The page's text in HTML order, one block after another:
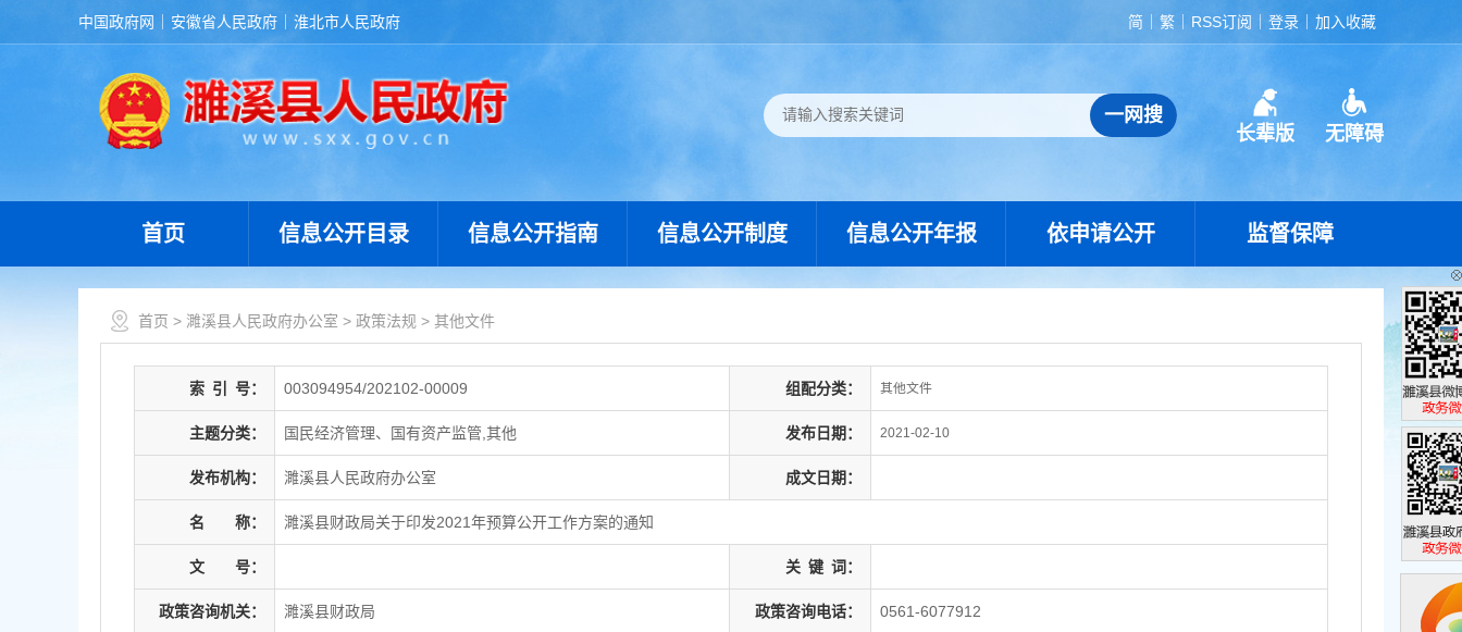
中国政府网 安徽省人民政府 淮北市人民政府 简 繁 RSS订阅 登录 加入收藏
长辈版 无障碍
首页 信息公开目录 信息公开指南 信息公开制度 信息公开年报 依申请公开 监督保障
首页 > 濉溪县人民政府办公室 > 政策法规 > 其他文件
索 引 号： 003094954/202102-00009 组配分类： 其他文件
主题分类： 国民经济管理、国有资产监管,其他 发布日期： 2021-02-10
发布机构： 濉溪县人民政府办公室 成文日期：
名 称： 濉溪县财政局关于印发2021年预算公开工作方案的通知
文 号： 关 键 词：
政策咨询机关： 濉溪县财政局 政策咨询电话： 0561-6077912
濉溪县政
政务微博
濉溪县政
政务微信